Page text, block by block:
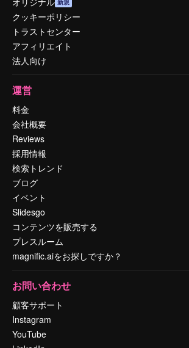
新規
クッキーポリシー
トラストセンター
アフィリエイト
法人向け
運営
料金
会社概要
Reviews
採用情報
検索トレンド
ブログ
イベント
Slidesgo
コンテンツを販売する
プレスルーム
magnific.aiをお探しですか？
お問い合わせ
顧客サポート
Instagram
YouTube